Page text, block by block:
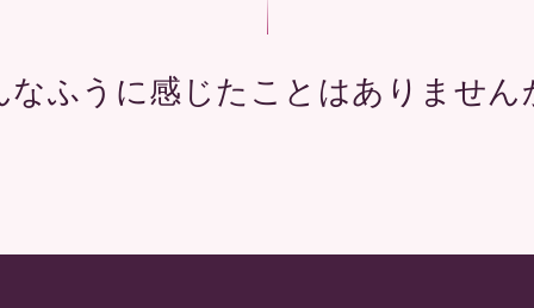
なふうに感じたことはありません